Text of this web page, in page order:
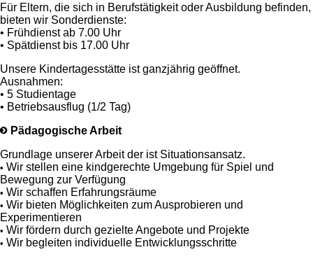
Für Eltern, die sich in Berufstätigkeit oder Ausbildung befinden,
bieten wir Sonderdienste:
• Frühdienst ab 7.00 Uhr
• Spätdienst bis 17.00 Uhr
Unsere Kindertagesstätte ist ganzjährig geöffnet.
Ausnahmen:
• 5 Studientage
• Betriebsausflug (1/2 Tag)
Pädagogische Arbeit
Grundlage unserer Arbeit der ist Situationsansatz.
• Wir stellen eine kindgerechte Umgebung für Spiel und
Bewegung zur Verfügung
• Wir schaffen Erfahrungsräume
• Wir bieten Möglichkeiten zum Ausprobieren und
Experimentieren
• Wir fördern durch gezielte Angebote und Projekte
• Wir begleiten individuelle Entwicklungsschritte